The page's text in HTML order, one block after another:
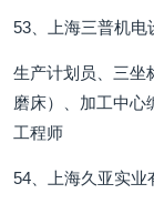
53、上海三普机电
生产计划员、三坐
磨床）、加工中心
工程师
54、上海久亚实业